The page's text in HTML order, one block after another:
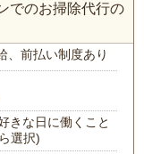
でのお掃除代行の
、前払い制度あり
きな日に働くこと
選択)